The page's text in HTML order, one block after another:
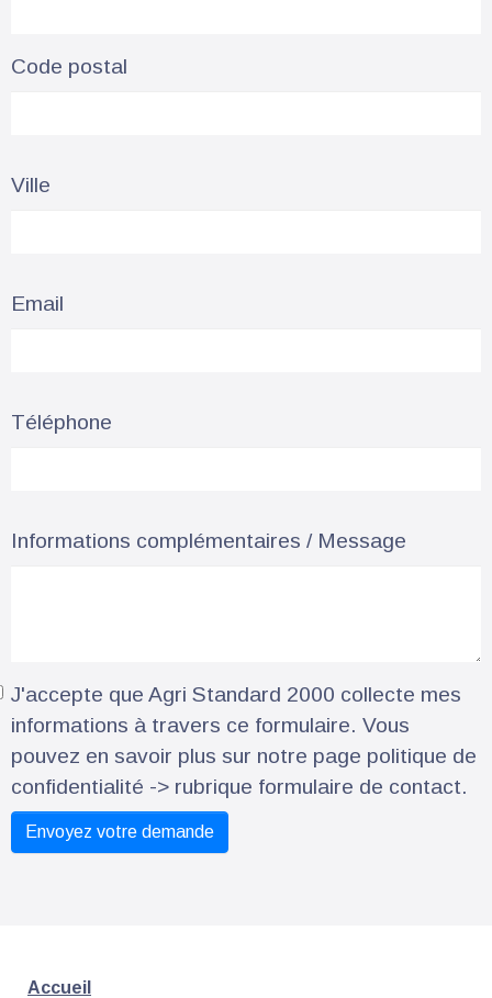
Code postal
Ville
Email
Téléphone
Informations complémentaires / Message
J'accepte que Agri Standard 2000 collecte mes
informations à travers ce formulaire. Vous
pouvez en savoir plus sur notre page politique de
confidentialité -> rubrique formulaire de contact.
Accueil